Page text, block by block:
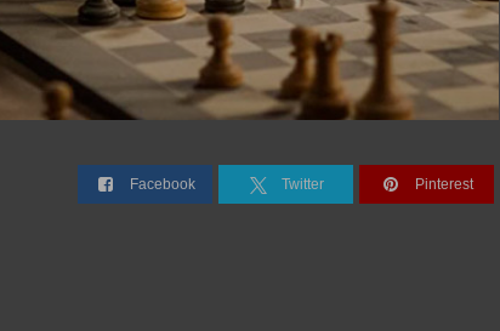
Facebook Twitter Pinterest